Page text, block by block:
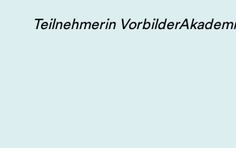
Teilnehmerin